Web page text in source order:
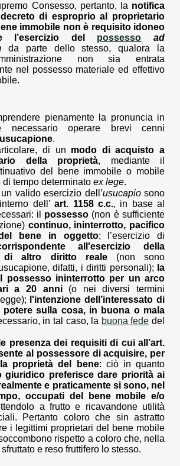
Consesso, pertanto, la notifica
di esproprio al proprietario
immobile non è requisito idoneo
l’esercizio del possesso
ad
da parte dello stesso, qualora la
non sia entrata
nel possesso materiale ed effettivo
pienamente la pronuncia in
necessario operare brevi cenni
usucapione.
di un modo di acquisto a
della proprietà, mediante il
del bene immobile o mobile
di tempo determinato ex lege.
valido esercizio dell’usucapiosono
dell’art. 1158 c.c., in base al
il possesso (non è sufficiente
continuo, ininterrotto, pacifico
bene in oggetto; l’esercizio di
all'esercizio della
di altro diritto reale (non sono
difatti, i diritti personali); la
possesso ininterrotto per un arco
a 20 anni(o nei diversi termini
l'intenzione dell’interessato di
potere sulla cosa, in buona o mala
in tal caso, la buona fede del
presenza dei requisiti di cui all’art.
al possessore di acquisire, per
proprietà del bene: ciò in quanto
giuridico preferisce dare priorità ai
e praticamente si sono, nel
occupati del bene mobile e/o
a frutto e ricavandone utilità
Pertanto coloro che sin astratto
i legittimi proprietari del bene mobile
rispetto a coloro che, nella
e reso fruttifero lo stesso.